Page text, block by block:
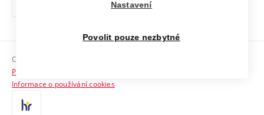
odkaz)
Sociální bezpečí
HR Award
Kontakty
Copyright © 2026 VUT
Prohlášení o přístupnosti
Informace o používání cookies
Nastavení
Povolit pouze nezbytné